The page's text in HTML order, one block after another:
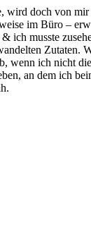
doch von
im Büro –
ich musste
Zutaten.
wenn ich nicht
an dem ich